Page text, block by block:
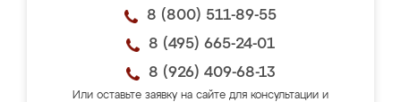
8 (800) 511-89-55
8 (495) 665-24-01
8 (926) 409-68-13
Или оставьте заявку на сайте для консультации и